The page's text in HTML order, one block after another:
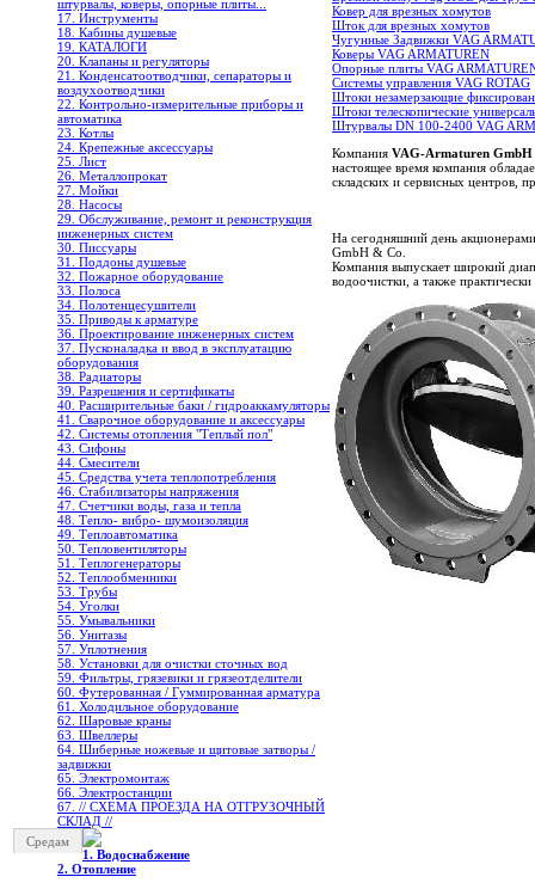
штурвалы, коверы, опорные плиты...
17. Инструменты
18. Кабины душевые
19. КАТАЛОГИ
20. Клапаны и регуляторы
21. Конденсатоотводчики, сепараторы и
воздухоотводчики
22. Контрольно-измерительные приборы и
автоматика
23. Котлы
24. Крепежные аксессуары
25. Лист
26. Металлопрокат
27. Мойки
28. Насосы
29. Обслуживание, ремонт и реконструкция
инженерных систем
30. Писсуары
31. Поддоны душевые
32. Пожарное оборудование
33. Полоса
34. Полотенцесушители
35. Приводы к арматуре
36. Проектирование инженерных систем
37. Пусконаладка и ввод в эксплуатацию
оборудования
38. Радиаторы
39. Разрешения и сертификаты
40. Расширительные баки / гидроаккамуляторы
41. Сварочное оборудование и аксессуары
42. Системы отопления "Теплый пол"
43. Сифоны
44. Смесители
45. Средства учета теплопотребления
46. Стабилизаторы напряжения
47. Счетчики воды, газа и тепла
48. Тепло- вибро- шумоизоляция
49. Теплоавтоматика
50. Тепловентиляторы
51. Теплогенераторы
52. Теплообменники
53. Трубы
54. Уголки
55. Умывальники
56. Унитазы
57. Уплотнения
58. Установки для очистки сточных вод
59. Фильтры, грязевики и грязеотделители
60. Футерованная / Гуммированная арматура
61. Холодильное oборудование
62. Шаровые краны
63. Швеллеры
64. Шиберные ножевые и щитовые затворы /
задвижки
65. Электромонтаж
66. Электростанции
67. // СХЕМА ПРОЕЗДА НА ОТГРУЗОЧНЫЙ
СКЛАД //
Средам
1. Водоснабжение
2. Отопление
Ковер для врезных хомутов
Шток для врезных хомутов
Чугунные Задвижки VAG
Коверы VAG ARMATUREN
Опорные плиты VAG
Системы управления VAG ROTAG
Штоки незамерзающие
Штоки телескопические
Штурвалы DN 100-2400 VAG
Компания VAG-Armaturen GmbH
настоящее время компания
складских и сервисных центров,
На сегодняшний день
GmbH & Co.
Компания выпускает широкий
водоочистки, а также